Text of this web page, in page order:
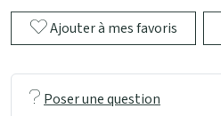
Ajouter à mes favoris
Poser une question